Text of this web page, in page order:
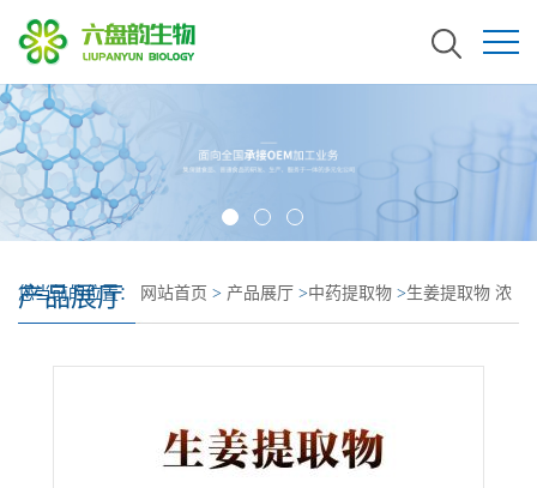
产品展厅
您当前的位置： 网站首页 > 产品展厅 >中药提取物 >生姜提取物 浓